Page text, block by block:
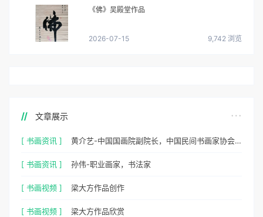
《佛》吴殿堂作品
2026-07-15 9,742 浏览
文章展示
[ 书画资讯 ] 黄介艺-中国国画院副院长，中国民间书画家协会副主席
[ 书画资讯 ] 孙伟-职业画家，书法家
[ 书画视频 ] 梁大方作品创作
[ 书画视频 ] 梁大方作品欣赏